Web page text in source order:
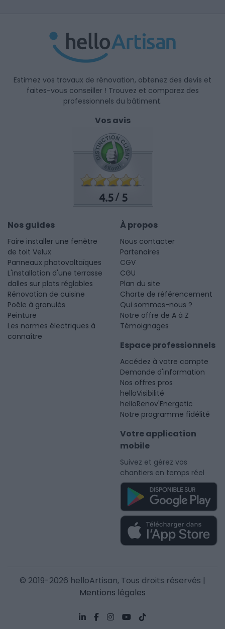
Estimez vos travaux de rénovation, obtenez des devis et
faites-vous conseiller ! Trouvez et comparez des
professionnels du bâtiment.
Vos avis
4.5 /5
Nos guides
Faire installer une fenêtre
de toit Velux
Panneaux photovoltaïques
L'installation d'une terrasse
dalles sur plots réglables
Rénovation de cuisine
Poêle à granulés
Peinture
Les normes électriques à
connaître
À propos
Nous contacter
Partenaires
CGV
CGU
Plan du site
Charte de référencement
Qui sommes-nous ?
Notre offre de A à Z
Témoignages
Espace professionnels
Accédez à votre compte
Demande d'information
Nos offres pros
helloVisibilité
helloRenov'Energetic
Notre programme fidélité
Votre application
mobile
Suivez et gérez vos
chantiers en temps réel
© 2019-2026 helloArtisan, Tous droits réservés |
Mentions légales